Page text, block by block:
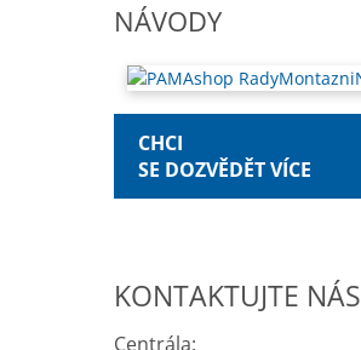
NÁVODY
CHCI
SE DOZVĚDĚT VÍCE
KONTAKTUJTE NÁS
Centrála: